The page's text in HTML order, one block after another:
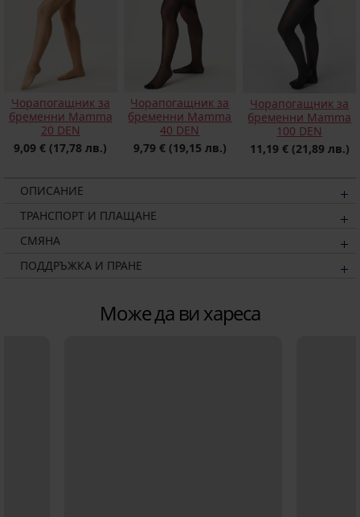
Чорапогащник за
бременни Mamma
20 DEN
9,09 € (17,78 лв.)
Чорапогащник за
бременни Mamma
40 DEN
9,79 € (19,15 лв.)
Чорапогащник за
бременни Mamma
100 DEN
11,19 € (21,89 лв.)
ОПИСАНИЕ
ТРАНСПОРТ И ПЛАЩАНЕ
СМЯНА
ПОДДРЪЖКА И ПРАНЕ
Може да ви хареса